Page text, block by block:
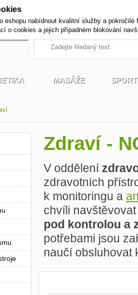
Zdraví -
V oddělení
zdravotních
k monitoringu a
chvíli
pod kontrolou a
potřebami jsou
naučí obsluhovat
Pracovní dny od 9 do 17
MASÁŽE SPORT
eshopu nabídnout kvalitní služby a
o cookies a jejich případném blokování